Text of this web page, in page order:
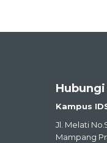
Kampus
Jl. Melati
Mampang